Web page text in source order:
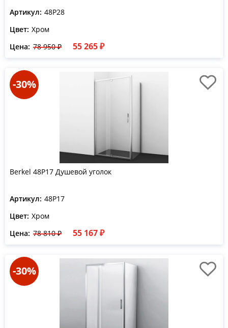
Артикул: 48P28
Цвет: Хром
Цена: 78 950 ₽ 55 265 ₽
-30%
Berkel 48P17 Душевой уголок
Артикул: 48P17
Цвет: Хром
Цена: 78 810 ₽ 55 167 ₽
-30%